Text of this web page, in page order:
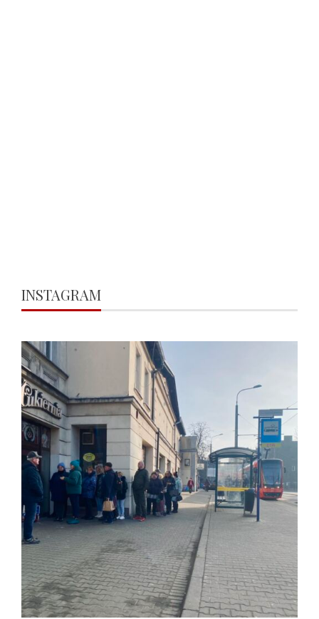
INSTAGRAM